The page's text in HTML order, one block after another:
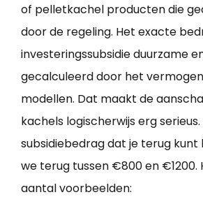
of pelletkachel producten die
door de regeling. Het exacte
investeringssubsidie duurzame
gecalculeerd door het
modellen. Dat maakt de
kachels logischerwijs erg serieus.
subsidiebedrag dat je terug kunt
we terug tussen €800 en €1200.
aantal voorbeelden: